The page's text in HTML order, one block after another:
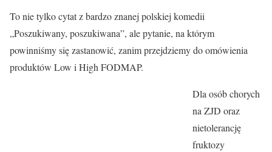
To nie tylko cytat z bardzo znanej polskiej komedii
„Poszukiwany, poszukiwana”, ale pytanie, na którym
powinniśmy się zastanowić, zanim przejdziemy do omówienia
produktów Low i High FODMAP.
Dla osób chorych
na ZJD oraz
nietolerancję
fruktozy